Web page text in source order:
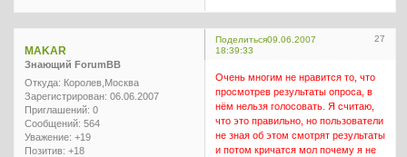
Поделиться 27
09.06.2007
18:39:33
MAKAR
Знающий ForumBB
Откуда: Королев,Москва
Зарегистрирован: 06.06.2007
Приглашений: 0
Сообщений: 564
Уважение: +19
Позитив: +18
Очень многим не нравится то, что
просмотрев результаты опроса, в
нём нельзя голосовать. Я считаю,
что это правильно, но пользователи
не зная об этом смотрят результаты
и потом кричатся мол почему я не